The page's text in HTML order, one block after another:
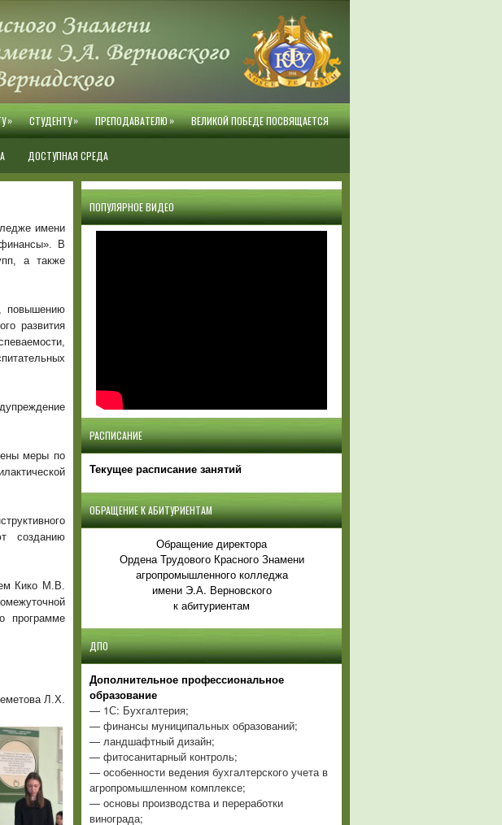
» СТУДЕНТУ» ПРЕПОДАВАТЕЛЮ» ВЕЛИКОЙ ПОБЕДЕ ПОСВЯЩАЕТСЯ
ДОСТУПНАЯ СРЕДА
имени
В
а также
повышению
развития
меры по
созданию
Кико М.В.
программе
Л.Х.
ПОПУЛЯРНОЕ ВИДЕО
РАСПИСАНИЕ
Текущее расписание занятий
ОБРАЩЕНИЕ К АБИТУРИЕНТАМ
Обращение директора
Ордена Трудового Красного Знамени
агропромышленного колледжа
имени Э.А. Верновского
к абитуриентам
ДПО
Дополнительное профессиональное
образование
— 1С: Бухгалтерия;
— финансы муниципальных образований;
— ландшафтный дизайн;
— фитосанитарный контроль;
— особенности ведения бухгалтерского учета в
агропромышленном комплексе;
— основы производства и переработки
винограда;